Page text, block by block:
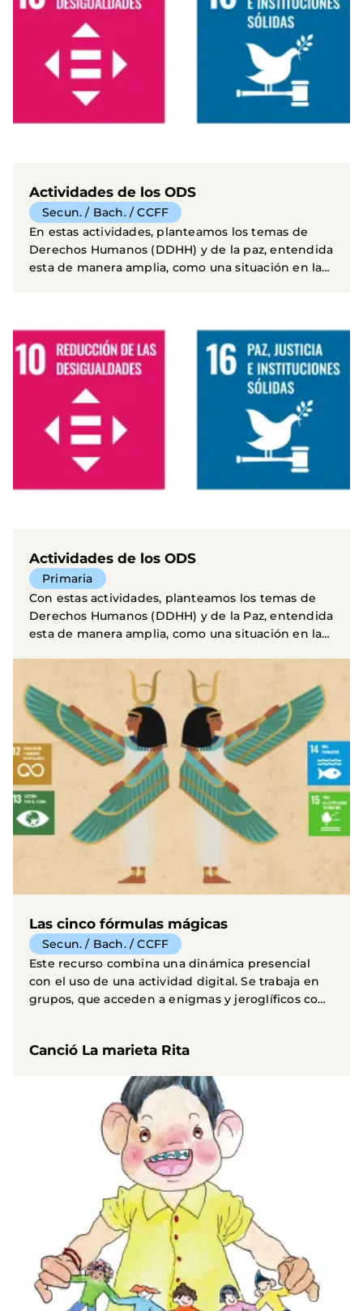
Actividades de los ODS
Secun. / Bach. / CCFF
En estas actividades, planteamos los temas de
Derechos Humanos (DDHH) y de la paz, entendida
esta de manera amplia, como una situación en la
Actividades de los ODS
Primaria
Con estas actividades, planteamos los temas de
Derechos Humanos (DDHH) y de la Paz, entendida
esta de manera amplia, como una situación en la
Las cinco fórmulas mágicas
Secun. / Bach. / CCFF
Este recurso combina una dinámica presencial
con el uso de una actividad digital. Se trabaja en
grupos, que acceden a enigmas y jeroglíficos con
Canció La marieta Rita